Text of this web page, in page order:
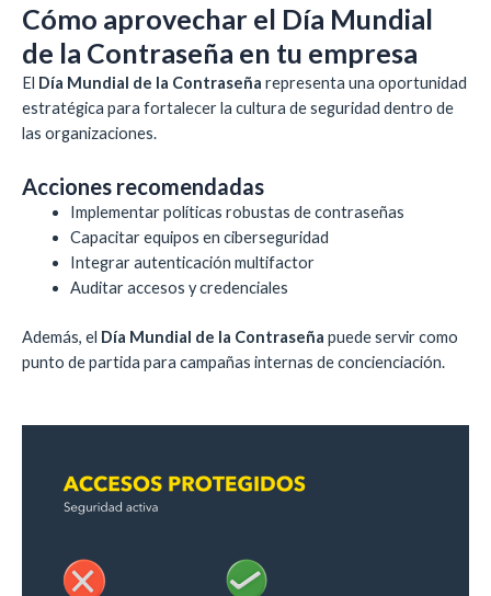
Cómo aprovechar el Día Mundial
de la Contraseña en tu empresa
El Día Mundial de la Contraseña representa una oportunidad
estratégica para fortalecer la cultura de seguridad dentro de
las organizaciones.
Acciones recomendadas
Implementar políticas robustas de contraseñas
Capacitar equipos en ciberseguridad
Integrar autenticación multifactor
Auditar accesos y credenciales
Además, el Día Mundial de la Contraseña puede servir como
punto de partida para campañas internas de concienciación.